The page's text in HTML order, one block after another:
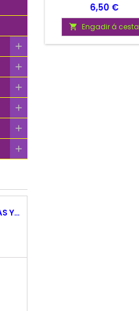
MONEDAS CHINAS YING YANG
Prezo
6,50 €
 Engadir á cesta